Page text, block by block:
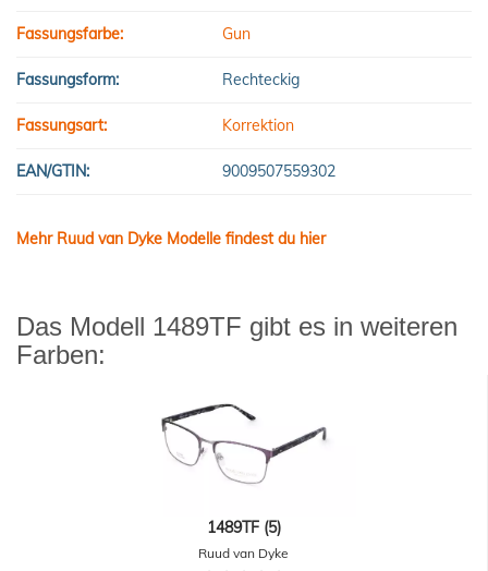
Fassungsfarbe: Gun
Fassungsform: Rechteckig
Fassungsart: Korrektion
EAN/GTIN: 9009507559302
Mehr Ruud van Dyke Modelle findest du hier
Das Modell 1489TF gibt es in weiteren
Farben:
1489TF (5)
Ruud van Dyke